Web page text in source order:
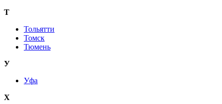
Т
Тольятти
Томск
Тюмень
У
Уфа
Х